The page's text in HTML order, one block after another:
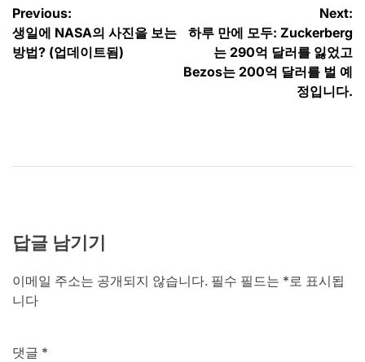
글
탐
Previous:
생일에 NASA의 사진을 보는
방법? (업데이트됨)
Next:
하루 만에 모두: Zuckerberg
는 290억 달러를 잃었고
Bezos는 200억 달러를 벌 예
정입니다.
답글 남기기
이메일 주소는 공개되지 않습니다. 필수 필드는 *로 표시됩
니다
댓글 *